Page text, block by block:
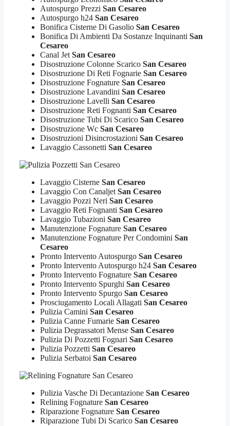
Autospurgo Prezzi San Cesareo
Autospurgo h24 San Cesareo
Bonifica Cisterne Di Gasolio San Cesareo
Bonifica Di Ambienti Da Sostanze Inquinanti San
Cesareo
Canal Jet San Cesareo
Disostruzione Colonne Scarico San Cesareo
Disostruzione Di Reti Fognarie San Cesareo
Disostruzione Fognature San Cesareo
Disostruzione Lavandini San Cesareo
Disostruzione Lavelli San Cesareo
Disostruzione Reti Fognanti San Cesareo
Disostruzione Tubi Di Scarico San Cesareo
Disostruzione Wc San Cesareo
Disostruzioni Disincrostazioni San Cesareo
Lavaggio Cassonetti San Cesareo
Lavaggio Cisterne San Cesareo
Lavaggio Con Canaljet San Cesareo
Lavaggio Pozzi Neri San Cesareo
Lavaggio Reti Fognanti San Cesareo
Lavaggio Tubazioni San Cesareo
Manutenzione Fognature San Cesareo
Manutenzione Fognature Per Condomini San
Cesareo
Pronto Intervento Autospurgo San Cesareo
Pronto Intervento Autospurgo h24 San Cesareo
Pronto Intervento Fognature San Cesareo
Pronto Intervento Spurghi San Cesareo
Pronto Intervento Spurgo San Cesareo
Prosciugamento Locali Allagati San Cesareo
Pulizia Camini San Cesareo
Pulizia Canne Fumarie San Cesareo
Pulizia Degrassatori Mense San Cesareo
Pulizia Di Pozzetti Fognari San Cesareo
Pulizia Pozzetti San Cesareo
Pulizia Serbatoi San Cesareo
Pulizia Vasche Di Decantazione San Cesareo
Relining Fognature San Cesareo
Riparazione Fognature San Cesareo
Riparazione Tubi Di Scarico San Cesareo